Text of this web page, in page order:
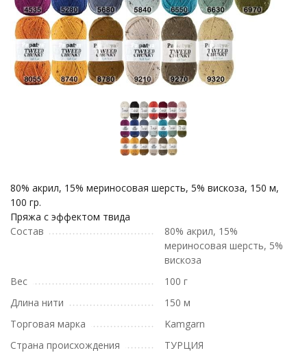
80% акрил, 15% мериносовая шерсть, 5% вискоза, 150 м,
100 гр.
Пряжа с эффектом твида
Состав
80% акрил, 15%
мериносовая шерсть, 5%
вискоза
Вес
100 г
Длина нити
150 м
Торговая марка
Kamgarn
Страна происхождения
ТУРЦИЯ